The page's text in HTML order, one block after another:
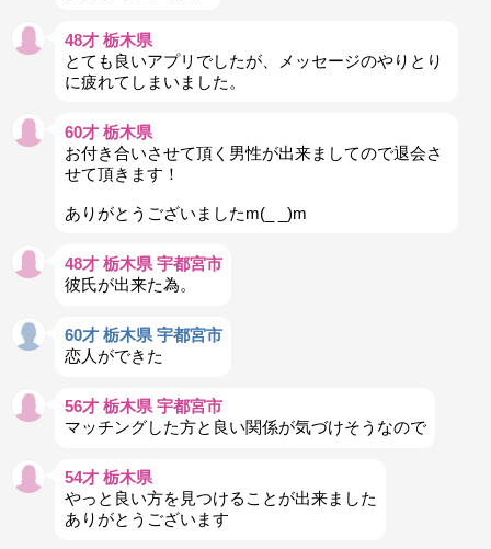
48才 栃木県
とても良いアプリでしたが、メッセージのやりとり
に疲れてしまいました。
60才 栃木県
お付き合いさせて頂く男性が出来ましてので退会さ
せて頂きます！
ありがとうございましたm(_ _)m
48才 栃木県 宇都宮市
彼氏が出来た為。
60才 栃木県 宇都宮市
恋人ができた
56才 栃木県 宇都宮市
マッチングした方と良い関係が気づけそうなので
54才 栃木県
やっと良い方を見つけることが出来ました
ありがとうございます